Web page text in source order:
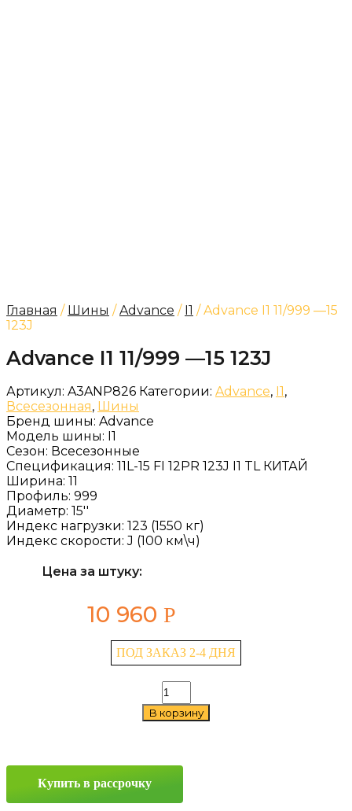
Главная / Шины /Advance / I1 / Advance I1 11/999 —15
123J
Advance I1 11/999 —15 123J
Артикул: A3ANP826 Категории: Advance, I1,
Всесезонная, Шины
Бренд шины: Advance
Модель шины: I1
Сезон: Всесезонные
Спецификация: 11L-15 FI 12PR 123J I1 TL КИТАЙ
Ширина: 11
Профиль: 999
Диаметр: 15''
Индекс нагрузки: 123 (1550 кг)
Индекс скорости:J (100 км\ч)
Цена за штуку:
10 960 Р
ПОД ЗАКАЗ 2-4 ДНЯ
Количество
товара
Advance
В корзину
Купить в рассрочку